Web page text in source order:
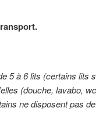
5 à 6 lits (certains lits
(douche, lavabo,
ne disposent pas